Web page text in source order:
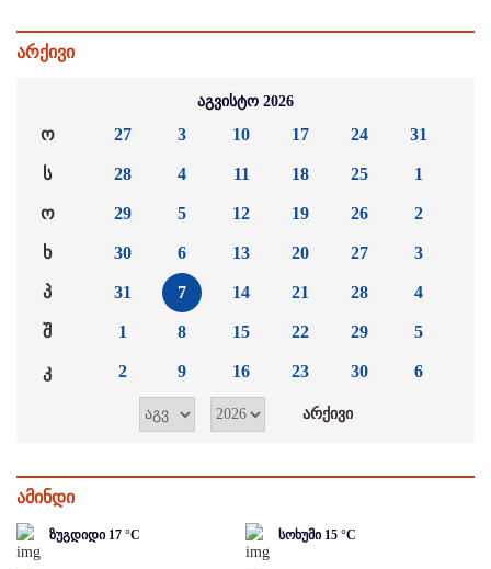
არქივი
აგვისტო 2026
ო
ს
ო
ხ
პ
შ
კ
27
28
29
30
31
1
2
3
4
5
6
7
8
9
10
11
12
13
14
15
16
17
18
19
20
21
22
23
24
25
26
27
28
29
30
31
1
2
3
4
5
6
ამინდი
ზუგდიდი 17 °C სოხუმი 15 °C